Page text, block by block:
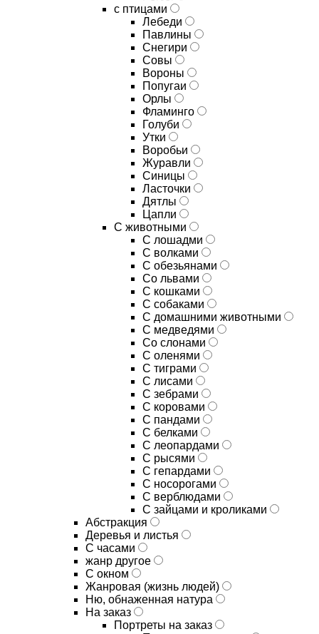
с птицами
Лебеди
Павлины
Снегири
Совы
Вороны
Попугаи
Орлы
Фламинго
Голуби
Утки
Воробьи
Журавли
Синицы
Ласточки
Дятлы
Цапли
С животными
С лошадми
С волками
С обезьянами
Со львами
С кошками
С собаками
С домашними животными
С медведями
Со слонами
С оленями
С тиграми
С лисами
С зебрами
С коровами
С пандами
С белками
С леопардами
С рысями
С гепардами
С носорогами
С верблюдами
С зайцами и кроликами
Абстракция
Деревья и листья
С часами
жанр другое
С окном
Жанровая (жизнь людей)
Ню, обнаженная натура
На заказ
Портреты на заказ